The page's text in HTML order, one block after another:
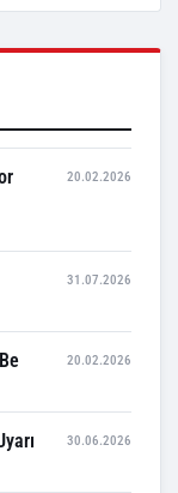
20.02.2026
31.07.2026
20.02.2026
30.06.2026